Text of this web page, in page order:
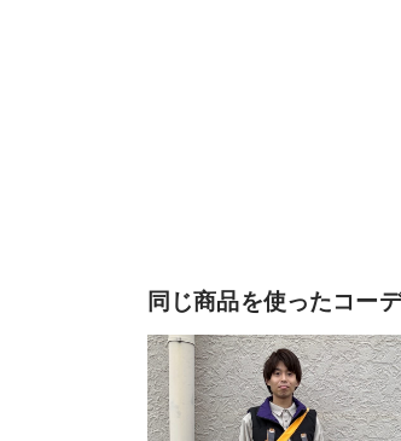
同じ商品を使ったコー